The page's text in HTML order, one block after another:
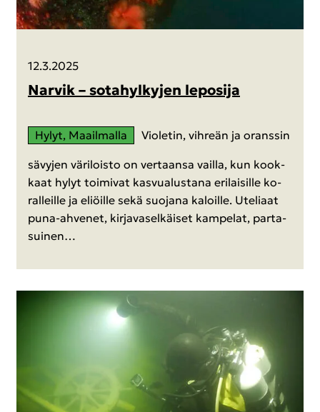
12.3.2025
Nar­vik – so­ta­hyl­ky­jen le­po­si­ja
Hylyt, Maa­il­mal­la Vio­le­tin, vih­reän ja orans­sin
sä­vy­jen vä­ri­lois­to on ver­taan­sa vail­la, kun kook­
kaat hylyt toi­mi­vat kas­vua­lus­ta­na eri­lai­sil­le ko­
ral­leil­le ja eliöil­le sekä suo­ja­na ka­loil­le. Ute­li­aat
puna-​ahvenet, kir­ja­va­sel­käi­set kam­pe­lat, par­ta­
sui­nen…